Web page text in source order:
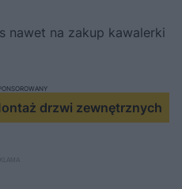
nawet na zakup kawalerki
drzwi zewnętrznych